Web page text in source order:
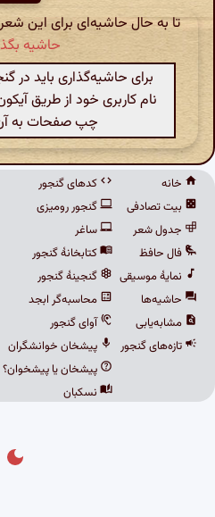
تا به حال حاشیه‌ای برای این
حاشیه
برای حاشیه‌گذاری باید در
نام کاربری خود از طریق
چپ صفحات به
خانه
بیت تصادفی
جدول شعر
فال حافظ
نمایهٔ موسیقی
حاشیه‌ها
مشابه‌یابی
تازه‌های گنجور
کدهای گنجور
گنجور رومیزی
ساغر
کتابخانهٔ گنجور
گنجینهٔ گنجور
محاسبه‌گر ابجد
آوای گنجور
پیشخان خوانشگران
پیشخان یا پیشخوان؟
نسکبان